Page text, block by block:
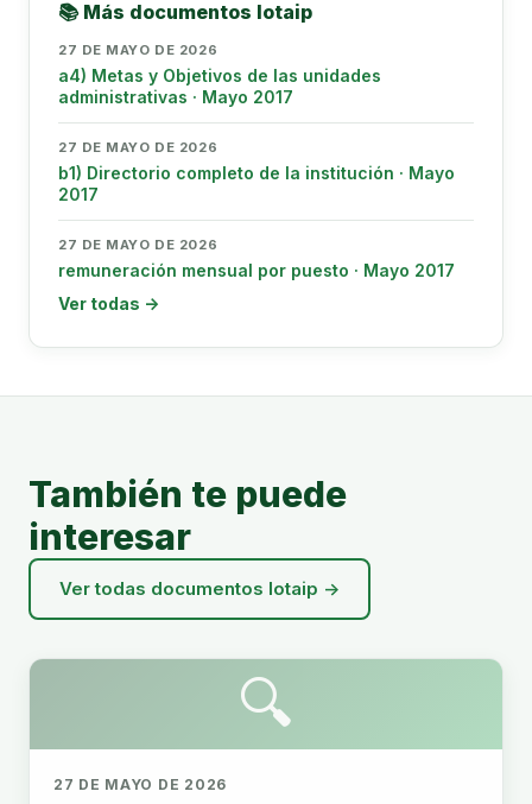
📚 Más documentos lotaip
27 DE MAYO DE 2026
a4) Metas y Objetivos de las unidades
administrativas · Mayo 2017
27 DE MAYO DE 2026
b1) Directorio completo de la institución · Mayo
2017
27 DE MAYO DE 2026
remuneración mensual por puesto · Mayo 2017
Ver todas →
También te puede
interesar
Ver todas documentos lotaip →
🔍
27 DE MAYO DE 2026